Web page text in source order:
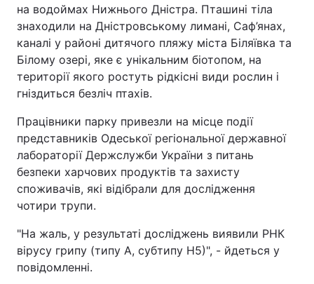
на водоймах Нижнього Дністра. Пташині тіла
знаходили на Дністровському лимані, Саф’янах,
каналі у районі дитячого пляжу міста Біляївка та
Білому озері, яке є унікальним біотопом, на
території якого ростуть рідкісні види рослин і
гніздиться безліч птахів.
Працівники парку привезли на місце події
представників Одеської регіональної державної
лабораторії Держслужби України з питань
безпеки харчових продуктів та захисту
споживачів, які відібрали для дослідження
чотири трупи.
"На жаль, у результаті досліджень виявили РНК
вірусу грипу (типу А, субтипу Н5)", - йдеться у
повідомленні.